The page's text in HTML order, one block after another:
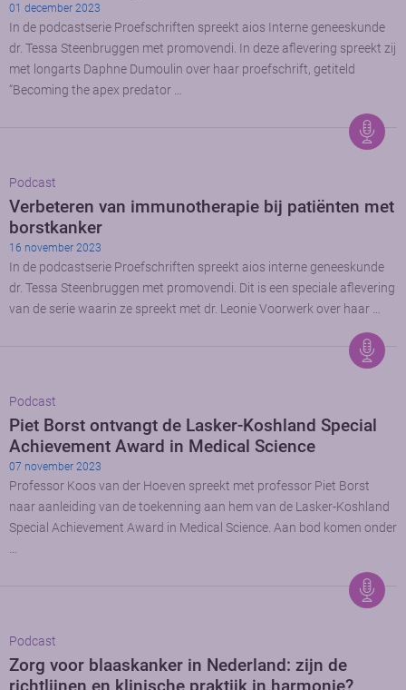
01 december 2023
In de podcastserie Proefschriften spreekt aios Interne geneeskunde
dr. Tessa Steenbruggen met promovendi. In deze aflevering spreekt zij
met longarts Daphne Dumoulin over haar proefschrift, getiteld
“Becoming the apex predator …
Podcast
Verbeteren van immunotherapie bij patiënten met
borstkanker
16 november 2023
In de podcastserie Proefschriften spreekt aios interne geneeskunde
dr. Tessa Steenbruggen met promovendi. Dit is een speciale aflevering
van de serie waarin ze spreekt met dr. Leonie Voorwerk over haar …
Podcast
Piet Borst ontvangt de Lasker-Koshland Special
Achievement Award in Medical Science
07 november 2023
Professor Koos van der Hoeven spreekt met professor Piet Borst
naar aanleiding van de toekenning aan hem van de Lasker-Koshland
Special Achievement Award in Medical Science. Aan bod komen onder
…
Podcast
Zorg voor blaaskanker in Nederland: zijn de